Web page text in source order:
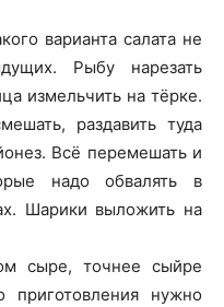
варианта салата не
Рыбу нарезать
измельчить на тёрке.
раздавить туда
Всё перемешать и
надо обвалять в
Шарики выложить на
сыре, точнее сыйре
приготовления нужно